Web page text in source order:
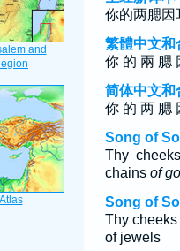
你的两腮因
繁體中文
你 的 兩 腮
简体中文
你 的 两 腮
Song of
Thy
chains of
Song of
Thy
of jewels